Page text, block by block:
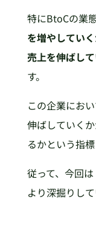
特にBtoCの業
を増やしてい
売上を伸ばし
す。
この企業にお
伸ばしていく
るかという指標
従って、今回は
より深掘りし